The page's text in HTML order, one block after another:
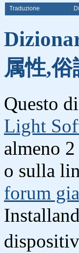
Traduzione
属性,
Questo
Light
almeno
o sulla
forum